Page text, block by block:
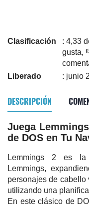
Clasificación
: 4,33
gusta,
Liberado
: junio
DESCRIPCIÓN
Juega
de DOS en Tu
Lemmings 2 es la
Lemmings,
personajes de cabello
utilizando una
En este clásico de